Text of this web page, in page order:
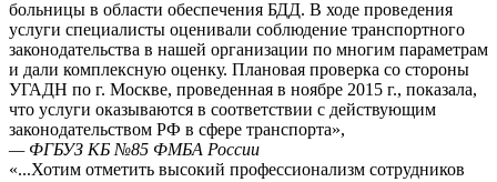
больницы в области обеспечения БДД. В ходе проведения
услуги специалисты оценивали соблюдение транспортного
законодательства в нашей организации по многим параметрам
и дали комплексную оценку. Плановая проверка со стороны
УГАДН по г. Москве, проведенная в ноябре 2015 г., показала,
что услуги оказываются в соответствии с действующим
законодательством РФ в сфере транспорта»,
— ФГБУЗ КБ №85 ФМБА России
«...Хотим отметить высокий профессионализм сотрудников